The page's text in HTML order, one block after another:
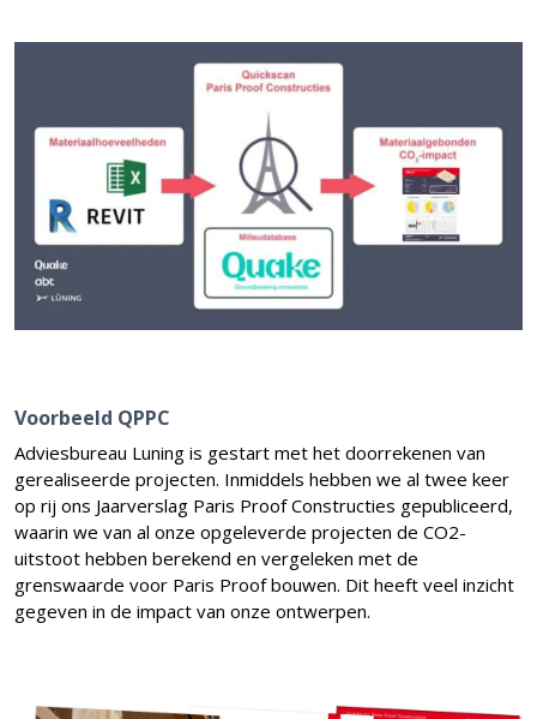
Voorbeeld QPPC
Adviesbureau Luning is gestart met het doorrekenen van
gerealiseerde projecten. Inmiddels hebben we al twee keer
op rij ons Jaarverslag Paris Proof Constructies gepubliceerd,
waarin we van al onze opgeleverde projecten de CO2-
uitstoot hebben berekend en vergeleken met de
grenswaarde voor Paris Proof bouwen. Dit heeft veel inzicht
gegeven in de impact van onze ontwerpen.